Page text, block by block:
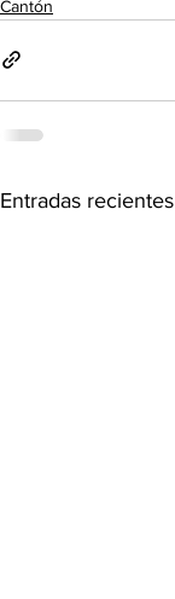
Cantón
Entradas recientes